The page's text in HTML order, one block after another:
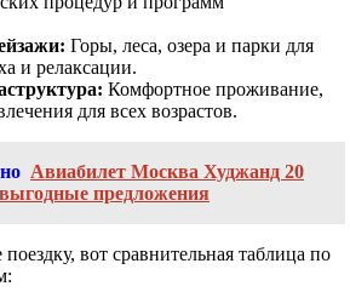
Горы, леса, озера и парки для
и релаксации.
Комфортное проживание,
для всех возрастов.
Авиабилет Москва Худжанд 20
предложения
вот сравнительная таблица по